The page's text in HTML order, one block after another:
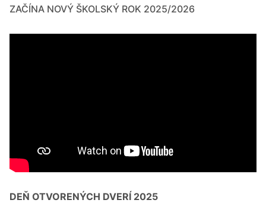
ZAČÍNA NOVÝ ŠKOLSKÝ ROK 2025/2026
DEŇ OTVORENÝCH DVERÍ 2025